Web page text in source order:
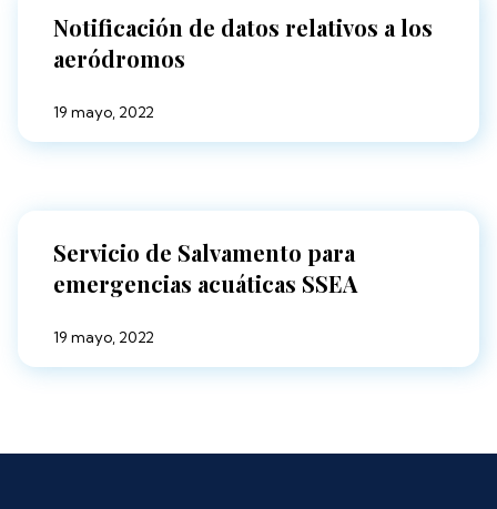
Notificación de datos relativos a los
aeródromos
19 mayo, 2022
Servicio de Salvamento para
emergencias acuáticas SSEA
19 mayo, 2022